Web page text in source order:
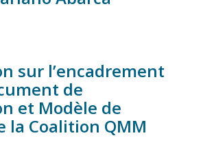
sur l’encadrement
de
et Modèle de
la Coalition QMM